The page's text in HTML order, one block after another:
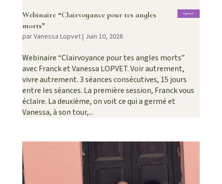
épuisé
Webinaire “Clairvoyance pour tes angles
morts”
parVanessa Lopvet| Juin 10, 2026
Webinaire “Clairvoyance pour tes angles morts”
avec Franck et Vanessa LOPVET. Voir autrement,
vivre autrement. 3 séances consécutives, 15 jours
entre les séances. La première session, Franck vous
éclaire. La deuxième, on voit ce qui a germé et
Vanessa, à son tour,...